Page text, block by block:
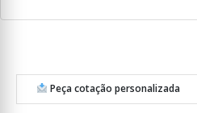
Peça cotação personalizada